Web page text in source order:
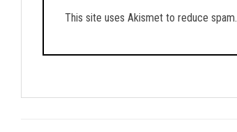
This site uses Akismet to reduce spam.